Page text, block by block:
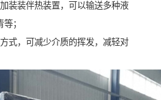
装装伴热装置，可以输送多种液
；
式，可减少介质的挥发，减轻对